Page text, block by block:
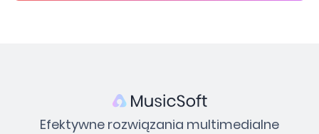
Efektywne rozwiązania multimedialne